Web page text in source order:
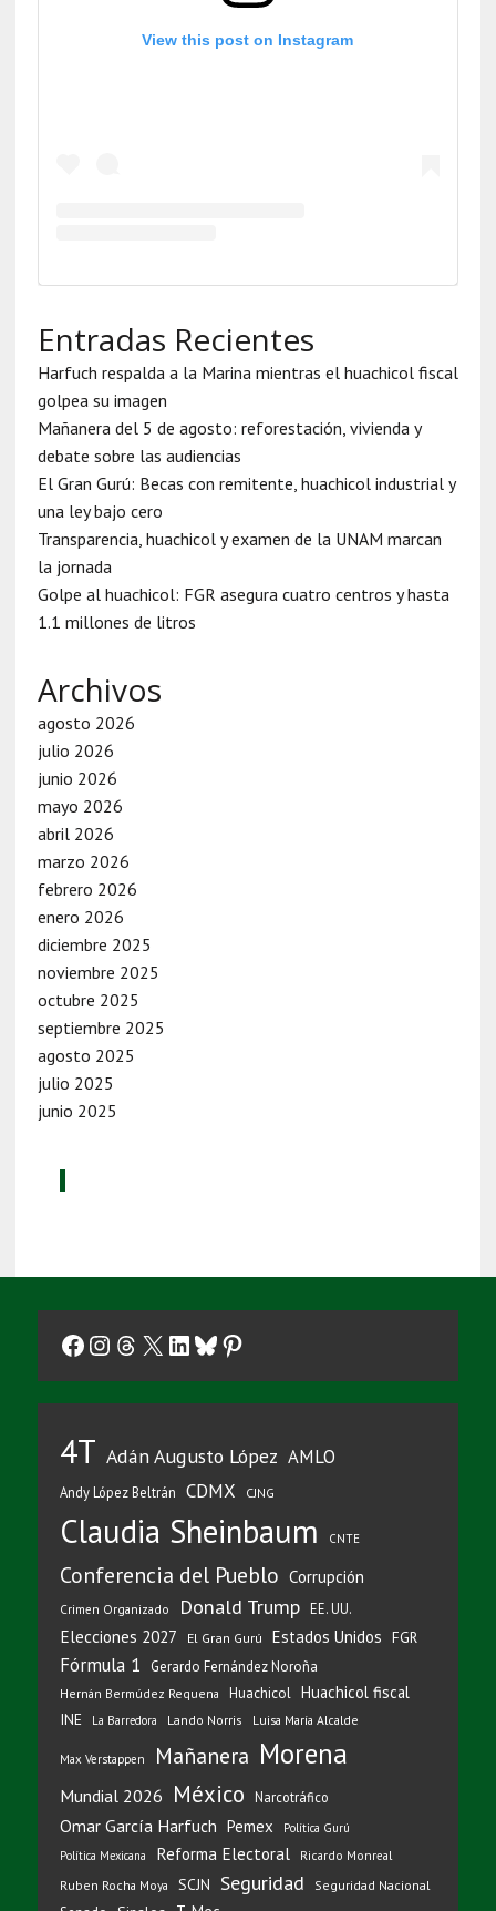
View this post on Instagram
Entradas Recientes
Harfuch respalda a la Marina mientras el huachicol fiscal
golpea su imagen
Mañanera del 5 de agosto: reforestación, vivienda y
debate sobre las audiencias
El Gran Gurú: Becas con remitente, huachicol industrial y
una ley bajo cero
Transparencia, huachicol y examen de la UNAM marcan
la jornada
Golpe al huachicol: FGR asegura cuatro centros y hasta
1.1 millones de litros
Archivos
agosto 2026
julio 2026
junio 2026
mayo 2026
abril 2026
marzo 2026
febrero 2026
enero 2026
diciembre 2025
noviembre 2025
octubre 2025
septiembre 2025
agosto 2025
julio 2025
junio 2025
Facebook
Instagram
Threads
X LinkedIn
Bluesky
Pinterest
4T Adán Augusto López AMLO
Andy López Beltrán CDMX CJNG
Claudia Sheinbaum CNTE
Conferencia del Pueblo Corrupción
Crimen Organizado Donald Trump EE. UU.
Elecciones 2027 El Gran Gurú Estados Unidos FGR
Fórmula 1 Gerardo Fernández Noroña
Hernán Bermúdez Requena Huachicol Huachicol fiscal
INE La Barredora Lando Norris Luisa María Alcalde
Max Verstappen Mañanera Morena
Mundial 2026 México Narcotráfico
Omar García Harfuch Pemex
Política Gurú
Política Mexicana
Reforma Electoral
Ricardo Monreal
Ruben Rocha Moya
SCJN Seguridad Seguridad Nacional